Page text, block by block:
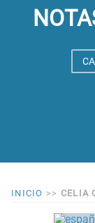
INICIO >> CELIA